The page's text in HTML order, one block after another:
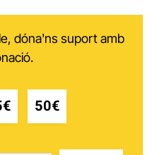
dóna'ns suport amb
50€